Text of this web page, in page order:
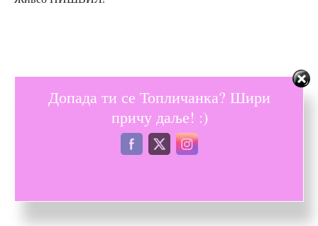
Допада ти се Топличанка? Шири
причу даље! :)